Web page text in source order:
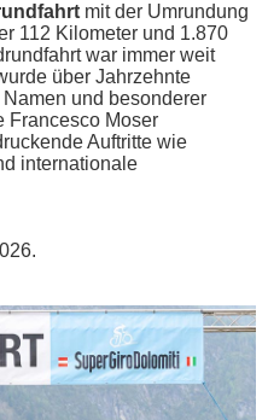
mit der Umrundung
112 Kilometer und 1.870
war immer weit
über Jahrzehnte
und besonderer
Francesco Moser
Auftritte wie
internationale